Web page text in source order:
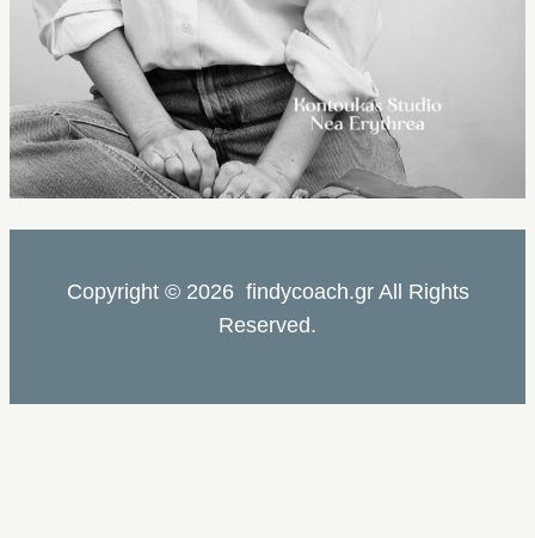
Copyright © 2026 findycoach.gr All Rights
Reserved.